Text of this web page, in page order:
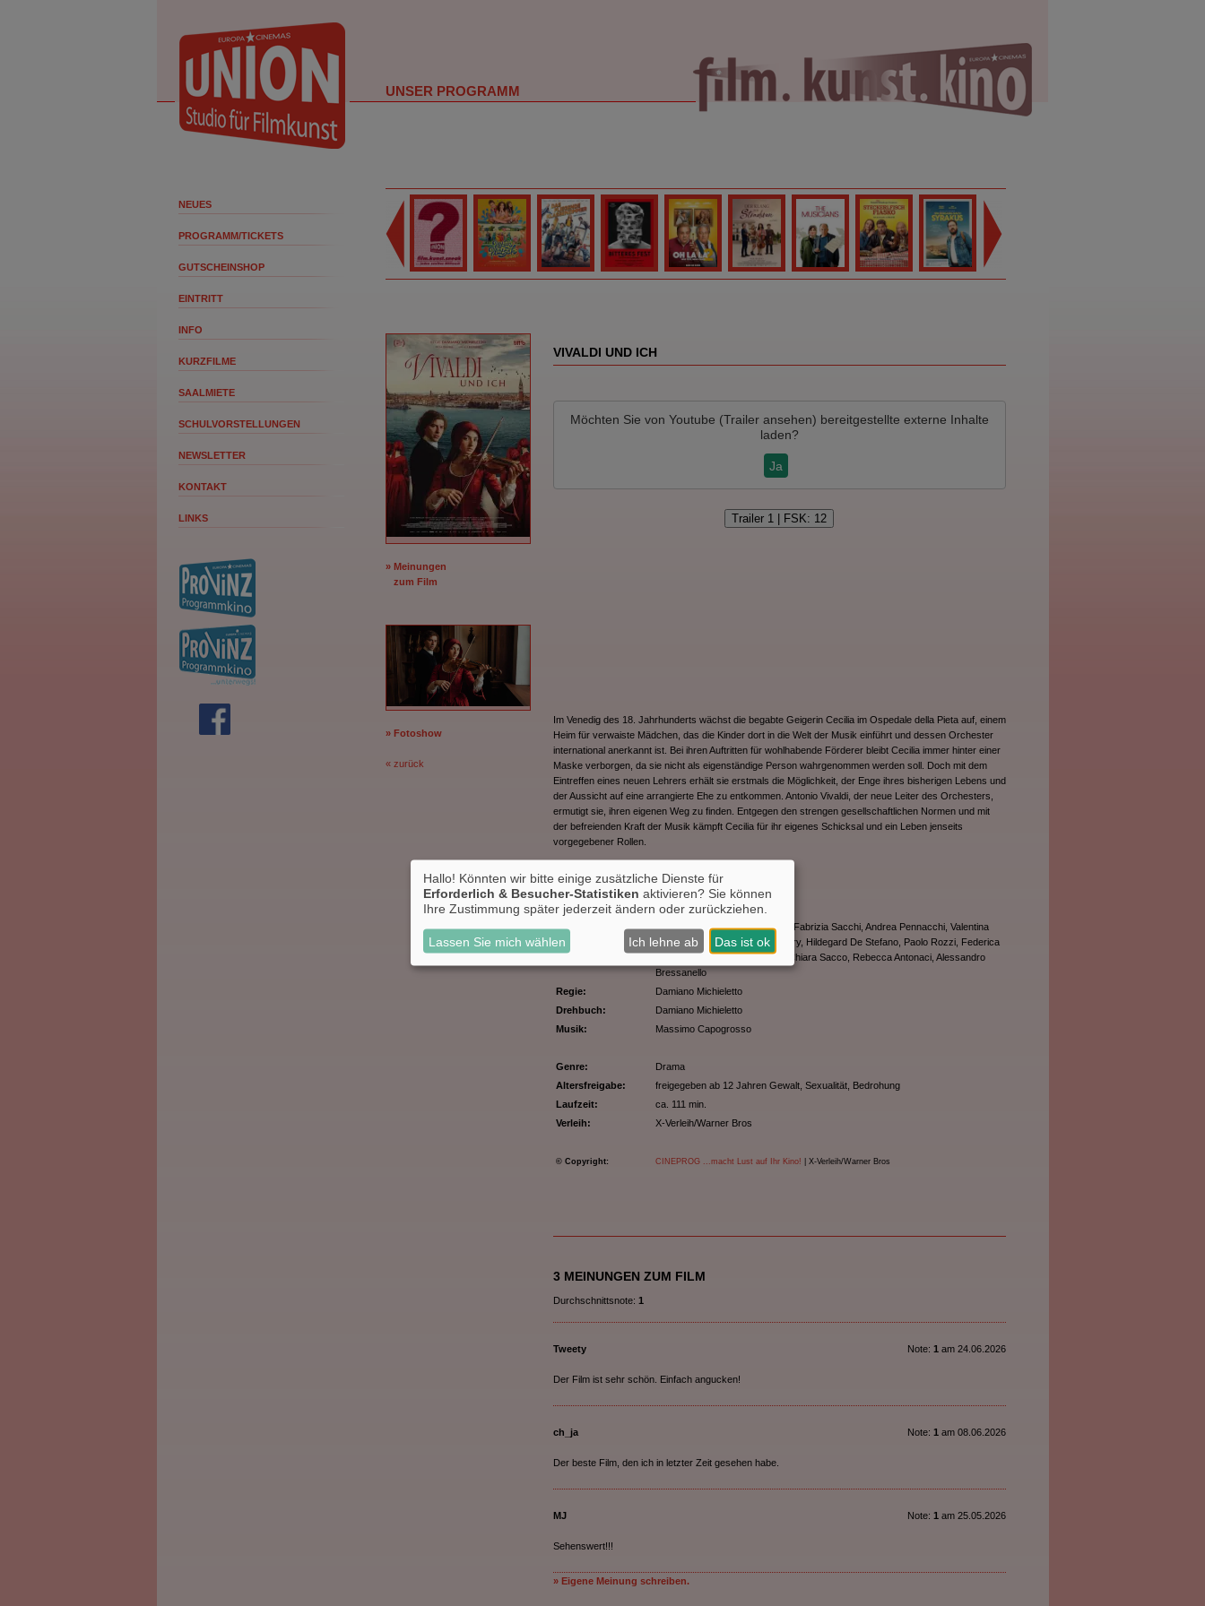
NEUES
PROGRAMM/TICKETS
GUTSCHEINSHOP
EINTRITT
INFO
KURZFILME
SAALMIETE
SCHULVORSTELLUNGEN
NEWSLETTER
KONTAKT
LINKS
UNSER PROGRAMM
» Meinungen
zum Film
» Fotoshow
« zurück
VIVALDI UND ICH
Möchten Sie von Youtube (Trailer ansehen) bereitgestellte externe Inhalte
laden?
Ja
Trailer 1 | FSK: 12
Im Venedig des 18. Jahrhunderts wächst die begabte Geigerin Cecilia im Ospedale della Pieta auf, einem
Heim für verwaiste Mädchen, das die Kinder dort in die Welt der Musik einführt und dessen Orchester
international anerkannt ist. Bei ihren Auftritten für wohlhabende Förderer bleibt Cecilia immer hinter einer
Maske verborgen, da sie nicht als eigenständige Person wahrgenommen werden soll. Doch mit dem
Eintreffen eines neuen Lehrers erhält sie erstmals die Möglichkeit, der Enge ihres bisherigen Lebens und
der Aussicht auf eine arrangierte Ehe zu entkommen. Antonio Vivaldi, der neue Leiter des Orchesters,
ermutigt sie, ihren eigenen Weg zu finden. Entgegen den strengen gesellschaftlichen Normen und mit
der befreienden Kraft der Musik kämpft Cecilia für ihr eigenes Schicksal und ein Leben jenseits
vorgegebener Rollen.
Originaltitel:
Primavera
Darsteller:
Tecla Insolia, Michele Riondino, Fabrizia Sacchi, Andrea Pennacchi, Valentina
Belle, Stefano Accorsi, Miko Jarry, Hildegard De Stefano, Paolo Rozzi, Federica
Girardello, Cosima Centurioni, Chiara Sacco, Rebecca Antonaci, Alessandro
Bressanello
Regie:
Damiano Michieletto
Drehbuch:
Damiano Michieletto
Musik:
Massimo Capogrosso
Genre:
Drama
Altersfreigabe:
freigegeben ab 12 Jahren Gewalt, Sexualität, Bedrohung
Laufzeit:
ca. 111 min.
Verleih:
X-Verleih/Warner Bros
© Copyright: CINEPROG ...macht Lust auf Ihr Kino! | X-Verleih/Warner Bros
3 MEINUNGEN ZUM FILM
Durchschnittsnote: 1
Note: 1 am 24.06.2026
Tweety
Der Film ist sehr schön. Einfach angucken!
Note: 1 am 08.06.2026
ch_ja
Der beste Film, den ich in letzter Zeit gesehen habe.
Note: 1 am 25.05.2026
MJ
Sehenswert!!!
» Eigene Meinung schreiben.
Hallo! Könnten wir bitte einige zusätzliche Dienste für
Erforderlich & Besucher-Statistiken aktivieren? Sie können
Ihre Zustimmung später jederzeit ändern oder zurückziehen.
Lassen Sie mich wählen Ich lehne ab Das ist ok